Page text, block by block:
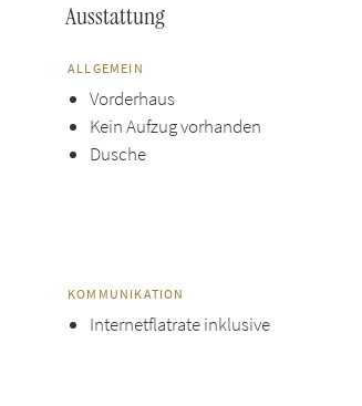
Ausstattung
ALLGEMEIN
Vorderhaus
Kein Aufzug vorhanden
Dusche
KOMMUNIKATION
Internetflatrate inklusive